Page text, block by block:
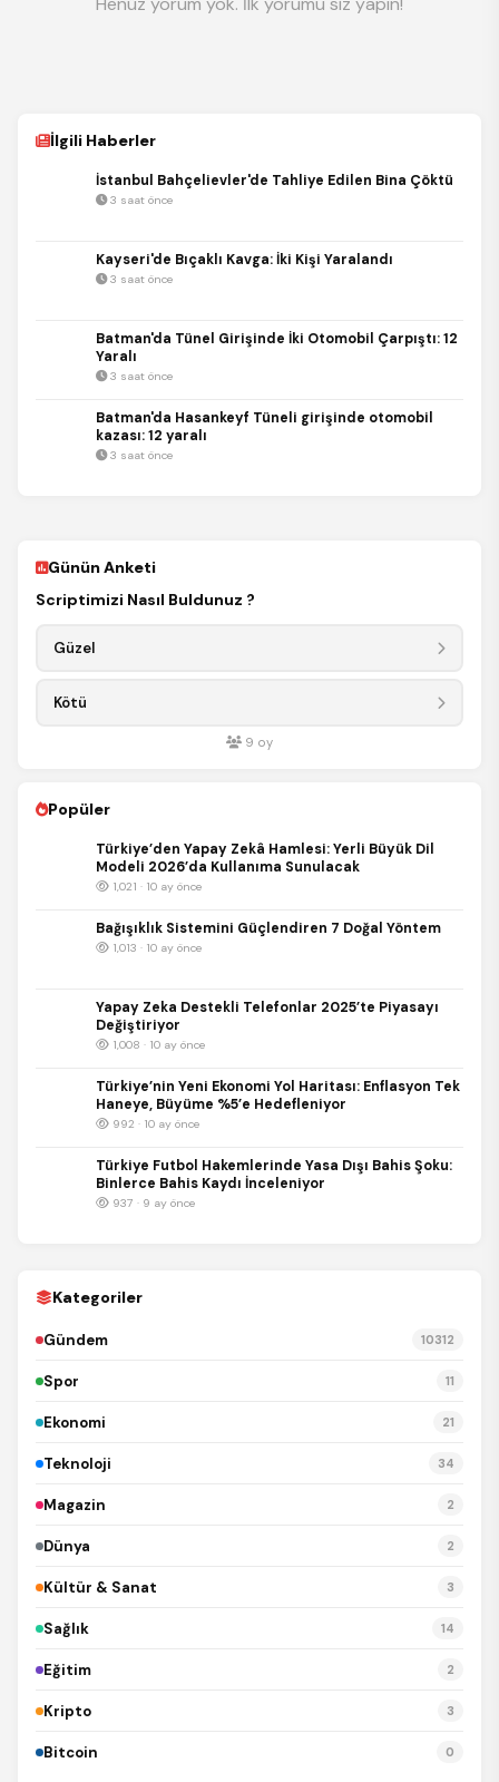
İlgili Haberler
İstanbul Bahçelievler'de Tahliye Edilen Bina Çöktü
3 saat önce
Kayseri'de Bıçaklı Kavga: İki Kişi Yaralandı
3 saat önce
Batman'da Tünel Girişinde İki Otomobil Çarpıştı: 12
Yaralı
3 saat önce
Batman'da Hasankeyf Tüneli girişinde otomobil
kazası: 12 yaralı
3 saat önce
Günün Anketi
Scriptimizi Nasıl Buldunuz ?
Güzel
Kötü
9 oy
Popüler
Türkiye’den Yapay Zekâ Hamlesi: Yerli Büyük Dil
Modeli 2026’da Kullanıma Sunulacak
1,021 · 10 ay önce
Bağışıklık Sistemini Güçlendiren 7 Doğal Yöntem
1,013 · 10 ay önce
Yapay Zeka Destekli Telefonlar 2025’te Piyasayı
Değiştiriyor
1,008 · 10 ay önce
Türkiye’nin Yeni Ekonomi Yol Haritası: Enflasyon Tek
Haneye, Büyüme %5’e Hedefleniyor
992 · 10 ay önce
Türkiye Futbol Hakemlerinde Yasa Dışı Bahis Şoku:
Binlerce Bahis Kaydı İnceleniyor
937 · 9 ay önce
Kategoriler
Gündem 10312
Spor 11
Ekonomi 21
Teknoloji 34
Magazin 2
Dünya 2
Kültür & Sanat 3
Sağlık 14
Eğitim 2
Kripto 3
Bitcoin 0